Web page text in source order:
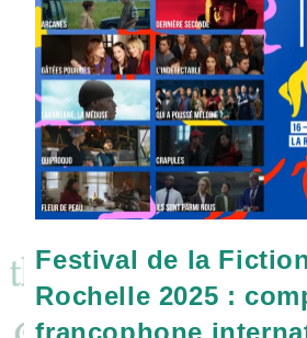
Festival de la
Rochelle 2025 :
francophone